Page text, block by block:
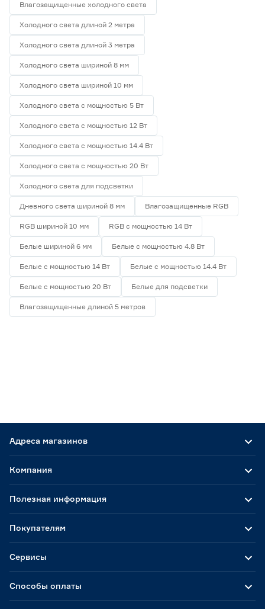
Влагозащищенные холодного света
Холодного света длиной 2 метра
Холодного света длиной 3 метра
Холодного света шириной 8 мм
Холодного света шириной 10 мм
Холодного света с мощностью 5 Вт
Холодного света с мощностью 12 Вт
Холодного света с мощностью 14.4 Вт
Холодного света с мощностью 20 Вт
Холодного света для подсветки
Дневного света шириной 8 мм Влагозащищенные RGB
RGB шириной 10 мм RGB с мощностью 14 Вт
Белые шириной 6 мм Белые с мощностью 4.8 Вт
Белые с мощностью 14 Вт Белые с мощностью 14.4 Вт
Белые с мощностью 20 Вт Белые для подсветки
Влагозащищенные длиной 5 метров
Адреса магазинов
Способы оплаты
Компания
Полезная информация
Покупателям
Сервисы